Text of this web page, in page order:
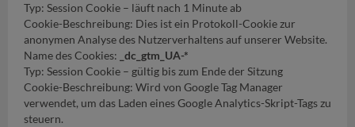
Typ: Session Cookie – läuft nach 1 Minute ab
Cookie-Beschreibung: Dies ist ein Protokoll-Cookie zur
anonymen Analyse des Nutzerverhaltens auf unserer Website.
Name des Cookies: _dc_gtm_UA-*
Typ: Session Cookie – gültig bis zum Ende der Sitzung
Cookie-Beschreibung: Wird von Google Tag Manager
verwendet, um das Laden eines Google Analytics-Skript-Tags zu
steuern.